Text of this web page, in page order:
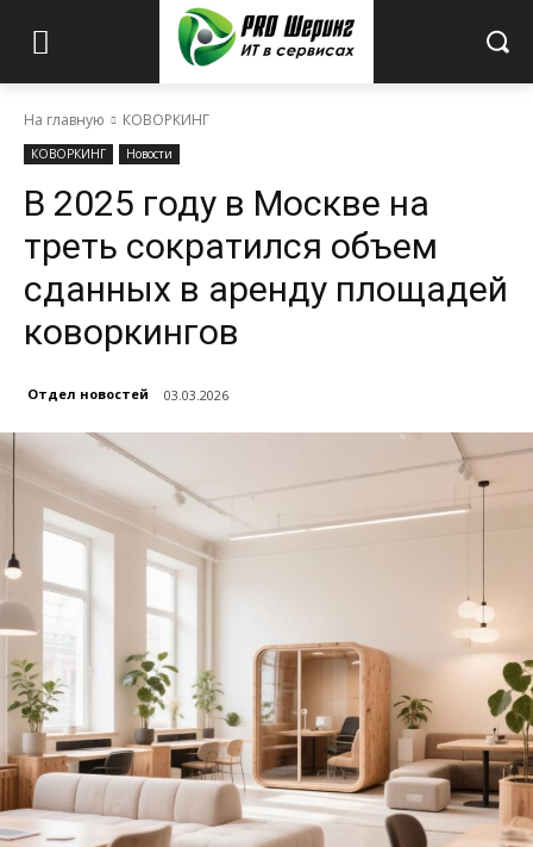
На главную КОВОРКИНГ
КОВОРКИНГ Новости
В 2025 году в Москве на
треть сократился объем
сданных в аренду площадей
коворкингов
Отдел новостей 03.03.2026